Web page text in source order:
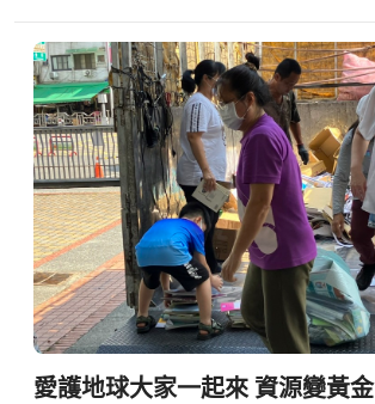
愛護地球大家一起來 資源變黃金